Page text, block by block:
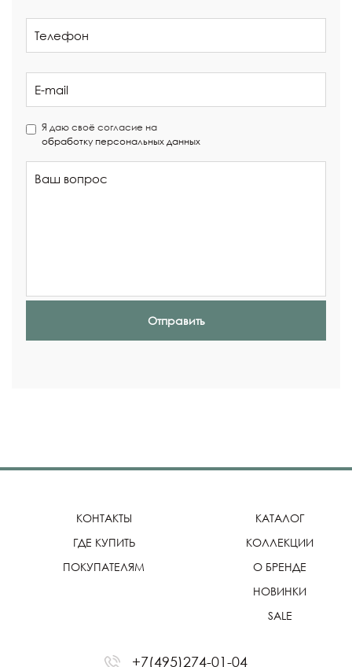
Я даю своё согласие на
обработку персональных данных
Отправить
КОНТАКТЫ
ГДЕ КУПИТЬ
ПОКУПАТЕЛЯМ
КАТАЛОГ
КОЛЛЕКЦИИ
О БРЕНДЕ
НОВИНКИ
SALE
+7(495)274-01-04